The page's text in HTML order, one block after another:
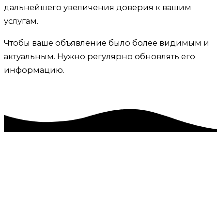
дальнейшего увеличения доверия к вашим
услугам.
Чтобы ваше объявление было более видимым и
актуальным. Нужно регулярно обновлять его
информацию.